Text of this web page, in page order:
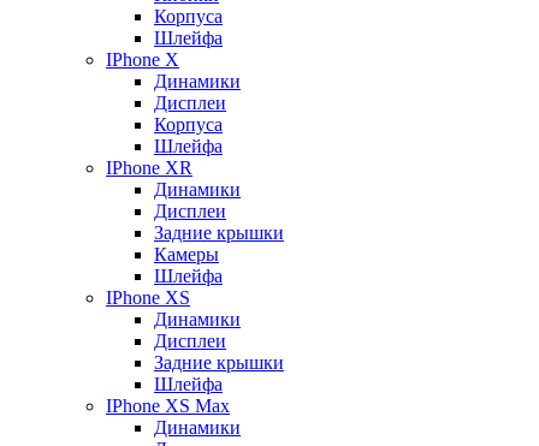
Корпуса
Шлейфа
IPhone X
Динамики
Дисплеи
Корпуса
Шлейфа
IPhone XR
Динамики
Дисплеи
Задние крышки
Камеры
Шлейфа
IPhone XS
Динамики
Дисплеи
Задние крышки
Шлейфа
IPhone XS Max
Динамики